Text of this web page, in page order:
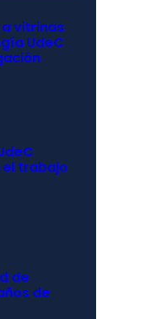
vitrinas
UdeC
trabajo
de
de